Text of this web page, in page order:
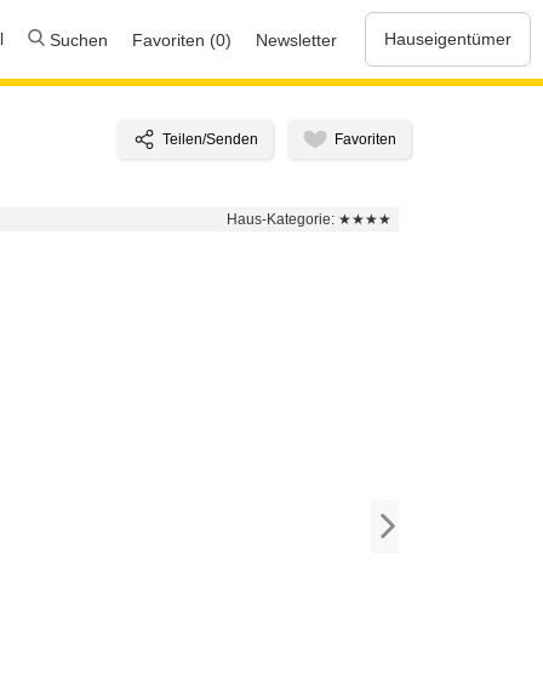
Suchen Favoriten (0) Newsletter Hauseigentümer
Haus-Kategorie: ★★★★